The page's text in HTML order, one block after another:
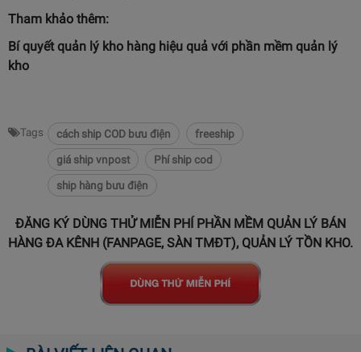
Tham khảo thêm:
Bí quyết quản lý kho hàng hiệu quả với phần mềm quản lý
kho
Tags cách ship COD bưu điện
freeship
giá ship vnpost
Phí ship cod
ship hàng bưu điện
ĐĂNG KÝ DÙNG THỬ MIỄN PHÍ PHẦN MỀM QUẢN LÝ BÁN
HÀNG ĐA KÊNH (FANPAGE, SÀN TMĐT), QUẢN LÝ TỒN KHO.